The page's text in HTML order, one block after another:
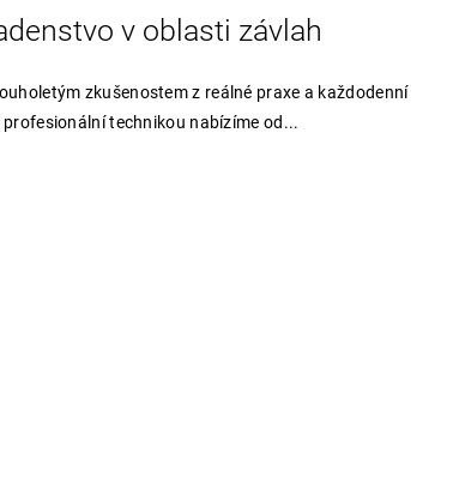
v oblasti závlah
zkušenostem z reálné praxe a každodenní
profesionální technikou nabízíme od...